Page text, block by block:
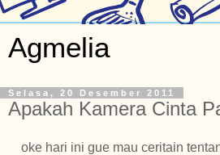
Agmelia
Selasa, 20 Desember 2011
Apakah Kamera Cinta
oke hari ini gue mau ceritain